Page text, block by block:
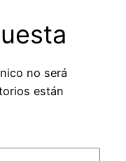
no será
están